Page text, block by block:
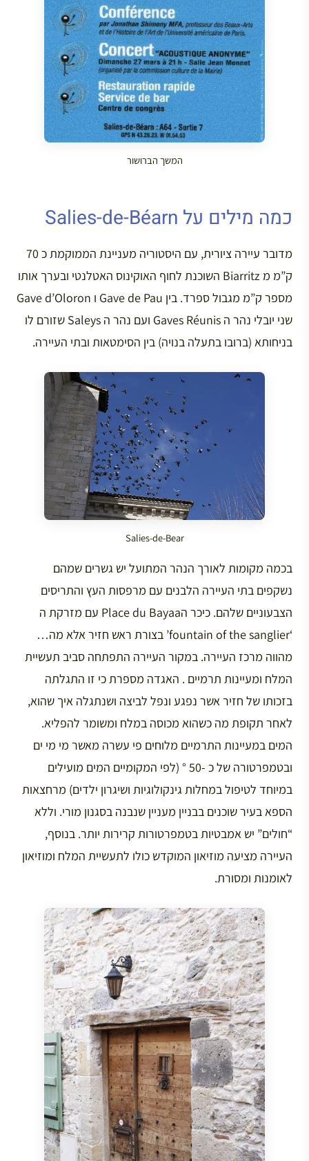
המשך הברושור
כמה מילים על Salies-de-Béarn
מדובר עיירה ציורית, עם היסטוריה מעניינת הממוקמת כ 70
ק”מ מ Biarritz השוכנת לחוף האוקינוס האטלנטי ובערך אותו
מספר ק”מ מגבול ספרד. בין Gave de Pau ו Gave d’Oloron
שני יובלי נהר ה Gaves Réunis ועם נהר ה Saleys שזורם לו
בניחותא (ברובו בתעלה בנויה) בין הסימטאות ובתי העיירה.
Salies-de-Bear
בכמה מקומות לאורך הנהר המתועל יש גשרים שמהם
נשקפים בתי העיירה הלבנים עם מרפסות העץ והתריסים
הצבעוניים שלהם. כיכר הPlace du Bayaa עם מזרקת ה
‘fountain of the sanglier’ בצורת ראש חזיר אלא מה…
מהווה מרכז העיירה. במקור העיירה התפתחה סביב תעשיית
המלח ומעיינות תרמיים . האגדה מספרת כי זו התגלתה
בזכותו של חזיר אשר נפגע ונפל לביצה ושנתגלה איך שהוא,
לאחר תקופת מה כשהוא מכוסה במלח ומשומר להפליא.
המים במעיינות התרמיים מלוחים פי עשרה מאשר מי מי ים
ובטמפרטורה של כ -50 ° (לפי המקומיים המים מועילים
במיוחד לטיפול במחלות גינקולוגיות ושיגרון ילדים) מרחצאות
הספא בעיר שוכנים בבניין מעניין שנבנה בסגנון מורי. וללא
“חולים” יש אמבטיות בטמפרטורות קרירות יותר. בנוסף,
העיירה מציעה מוזיאון המוקדש כולו לתעשיית המלח ומוזיאון
לאומנות ומסורת.